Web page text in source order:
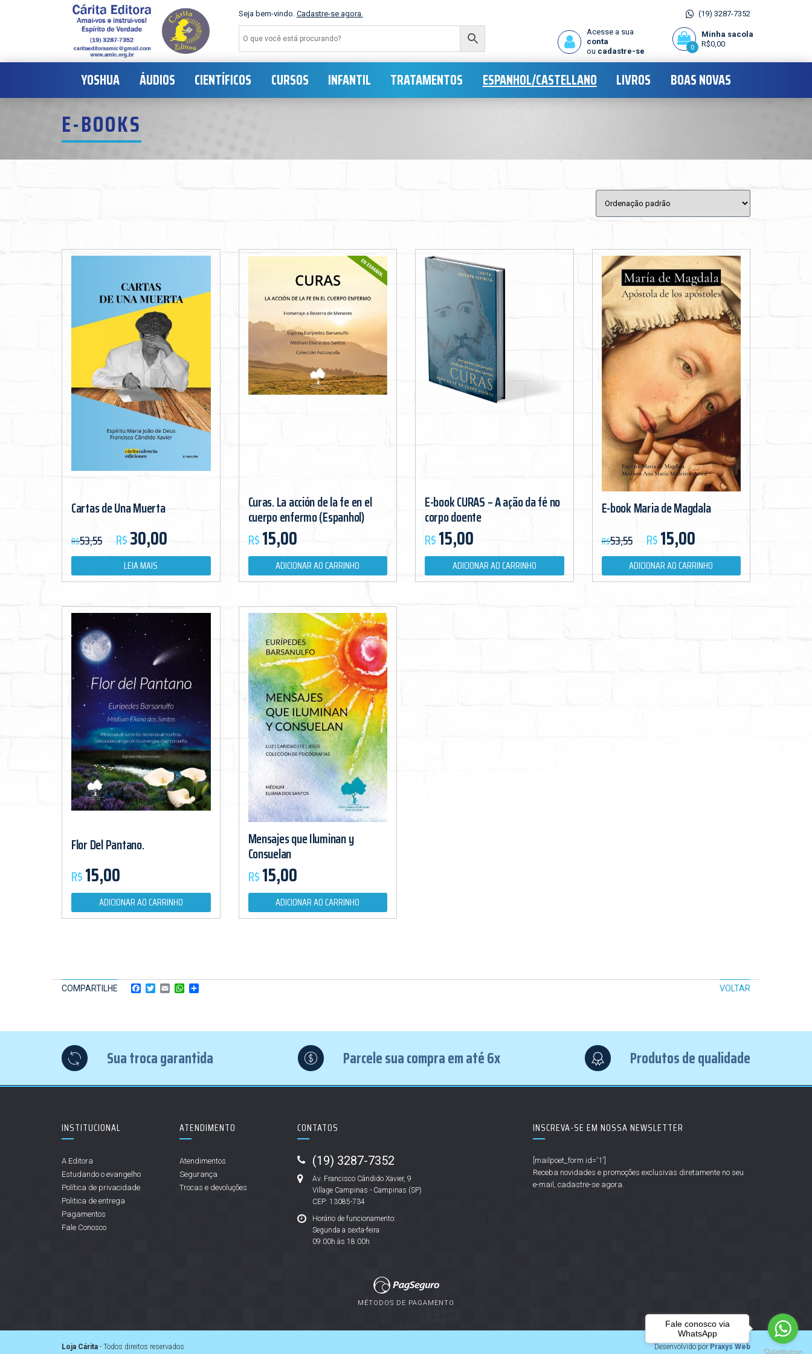
Seja bem-vindo. Cadastre-se agora.
(19) 3287-7352
Acesse a sua
conta
ou cadastre-se 0
Minha sacola
R$0,00
YOSHUA ÁUDIOS CIENTÍFICOS CURSOS INFANTIL TRATAMENTOS ESPANHOL/CASTELLANO LIVROS BOAS NOVAS
E-BOOKS
Cartas de Una Muerta
R$53,55
O preço original era: R$53,55.
R$30,00
LEIA MAIS
Curas. La acción de la fe en el
cuerpo enfermo (Espanhol)
R$15,00
ADICIONAR AO CARRINHO
E-book CURAS – A ação da fé no
corpo doente
R$15,00
ADICIONAR AO CARRINHO
E-book Maria de Magdala
R$53,55
O preço original era: R$53,55.
R$15,00O preço atual é: R$15,00.
ADICIONAR AO CARRINHO
Flor Del Pantano.
R$15,00
ADICIONAR AO CARRINHO
Mensajes que Iluminan y
Consuelan
R$15,00
ADICIONAR AO CARRINHO
COMPARTILHE Facebook
TwitterEmailWhatsApp VOLTAR
Sua troca garantida Parcele sua compra em até 6x Produtos de qualidade
INSTITUCIONAL
A Editora
Estudando o evangelho
Política de privacidade
Politica de entrega
Pagamentos
Fale Conosco
ATENDIMENTO
Atendimentos
Segurança
Trocas e devoluções
CONTATOS
(19) 3287-7352
Av. Francisco Cândido Xavier, 9
Village Campinas - Campinas (SP)
CEP: 13085-734
Horário de funcionamento:
Segunda a sexta-feira
09:00h às 18:00h
INSCREVA-SE EM NOSSA NEWSLETTER
[mailpoet_form id='1']
Receba novidades e promoções exclusivas diretamente no seu
e-mail, cadastre-se agora.
MÉTODOS DE PAGAMENTO
Loja Cárita - Todos direitos reservados. Desenvolvido por Praxys Web
Fale conosco via
WhatsApp